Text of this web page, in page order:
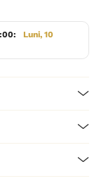
Luni, 10